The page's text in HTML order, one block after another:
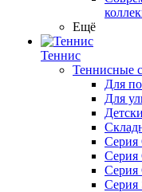
Ещё
Теннис
Теннисные
Для
Для
Серия
Серия
Серия
Серия